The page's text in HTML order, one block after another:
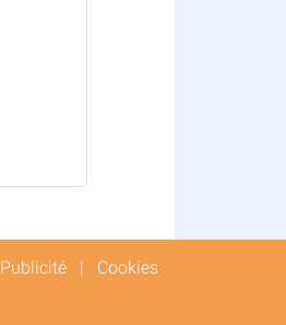
Publicité | Cookies